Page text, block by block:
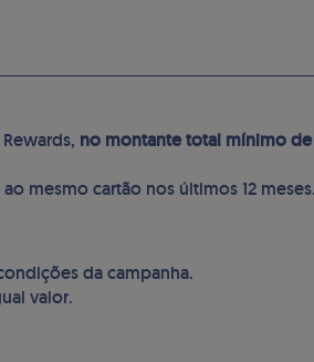
no montante total mínimo
mesmo cartão nos últimos 12 meses.
da campanha.
valor.